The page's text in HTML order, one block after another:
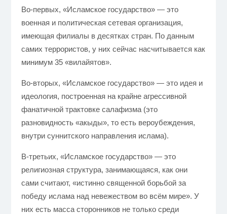
Во-первых, «Исламское государство» — это
военная и политическая сетевая организация,
имеющая филиалы в десятках стран. По данным
самих террористов, у них сейчас насчитывается как
минимум 35 «вилайятов».
Во-вторых, «Исламское государство» — это идея и
идеология, построенная на крайне агрессивной
фанатичной трактовке салафизма (это
разновидность «акыды», то есть вероубеждения,
внутри суннитского направления ислама).
В-третьих, «Исламское государство» — это
религиозная структура, занимающаяся, как они
сами считают, «истинно священной борьбой за
победу ислама над невежеством во всём мире». У
них есть масса сторонников не только среди